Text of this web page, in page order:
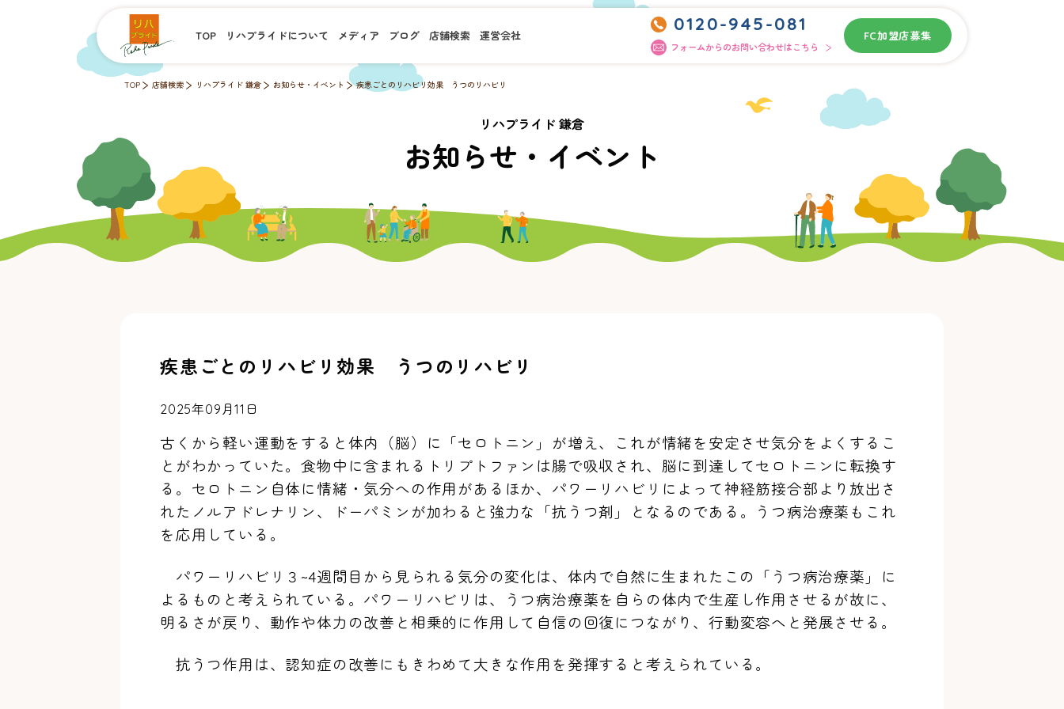
TOP リハプライドについて メディア ブログ 店舗検索 運営会社
0120-945-081
フォームからのお問い合わせはこちら
FC加盟店募集
TOP 店舗検索 リハプライド 鎌倉 お知らせ・イベント 疾患ごとのリハビリ効果 うつのリハビリ
リハプライド 鎌倉
お知らせ・イベント
疾患ごとのリハビリ効果 うつのリハビリ
2025年09月11日
古くから軽い運動をすると体内（脳）に「セロトニン」が増え、これが情緒を安定させ気分をよくするこ
とがわかっていた。食物中に含まれるトリプトファンは腸で吸収され、脳に到達してセロトニンに転換す
る。セロトニン自体に情緒・気分への作用があるほか、パワーリハビリによって神経筋接合部より放出さ
れたノルアドレナリン、ドーパミンが加わると強力な「抗うつ剤」となるのである。うつ病治療薬もこれ
を応用している。
パワーリハビリ３ ~4週間目から見られる気分の変化は、体内で自然に生まれたこの「うつ病治療薬」に
よるものと考えられている。パワーリハビリは、うつ病治療薬を自らの体内で生産し作用させるが故に、
明るさが戻り、動作や体力の改善と相乗的に作用して自信の回復につながり、行動変容へと発展させる。
抗うつ作用は、認知症の改善にもきわめて大きな作用を発揮すると考えられている。